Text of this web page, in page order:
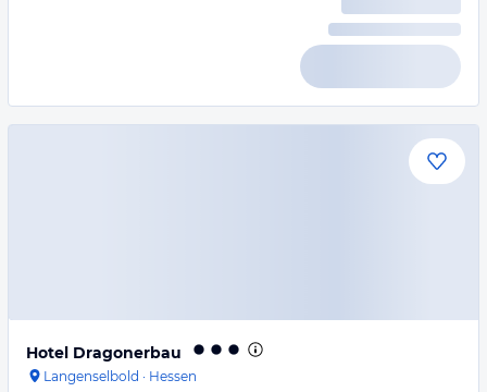
Hotel Dragonerbau
Langenselbold · Hessen